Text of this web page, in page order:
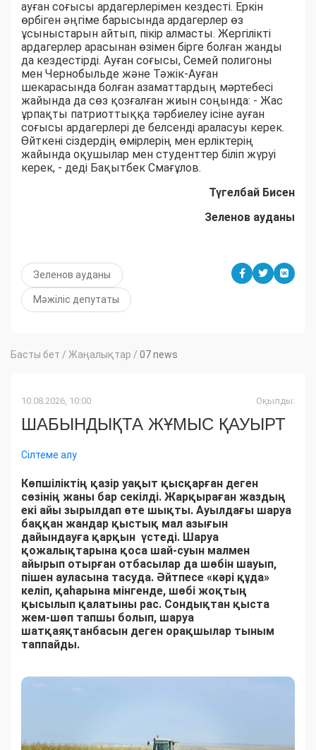
ауған соғысы ардагерлерімен кездесті. Еркін
өрбіген әңгіме барысында ардагерлер өз
ұсыныстарын айтып, пікір алмасты. Жергілікті
ардагерлер арасынан өзімен бірге болған жанды
да кездестірді. Ауған соғысы, Семей полигоны
мен Чернобыльде және Тәжік-Ауған
шекарасында болған азаматтардың мәртебесі
жайында да сөз қозғалған жиын соңында: - Жас
ұрпақты патриоттыққа тәрбиелеу ісіне ауған
соғысы ардагерлері де белсенді араласуы керек.
Өйткені сіздердің өмірлерің мен ерліктерің
жайында оқушылар мен студенттер біліп жүруі
керек, - деді Бақытбек Смағұлов.
Түгелбай Бисен
Зеленов ауданы
Зеленов ауданы
Мәжіліс депутаты
Басты бет / Жаңалықтар / 07 news
10.08.2026, 10:00 Оқылды:
ШАБЫНДЫҚТА ЖҰМЫС ҚАУЫРТ
Сілтеме алу
Көпшіліктің қазір уақыт қысқарған деген
сөзінің жаны бар секілді. Жарқыраған жаздың
екі айы зырылдап өте шықты. Ауылдағы шаруа
баққан жандар қыстық мал азығын
дайындауға қарқын үстеді. Шаруа
қожалықтарына қоса шай-суын малмен
айырып отырған отбасылар да шөбін шауып,
пішен ауласына тасуда. Әйтпесе «кәрі құда»
келіп, қаһарына мінгенде, шөбі жоқтың
қысылып қалатыны рас. Сондықтан қыста
жем-шөп тапшы болып, шаруа
шатқаяқтанбасын деген орақшылар тыным
таппайды.